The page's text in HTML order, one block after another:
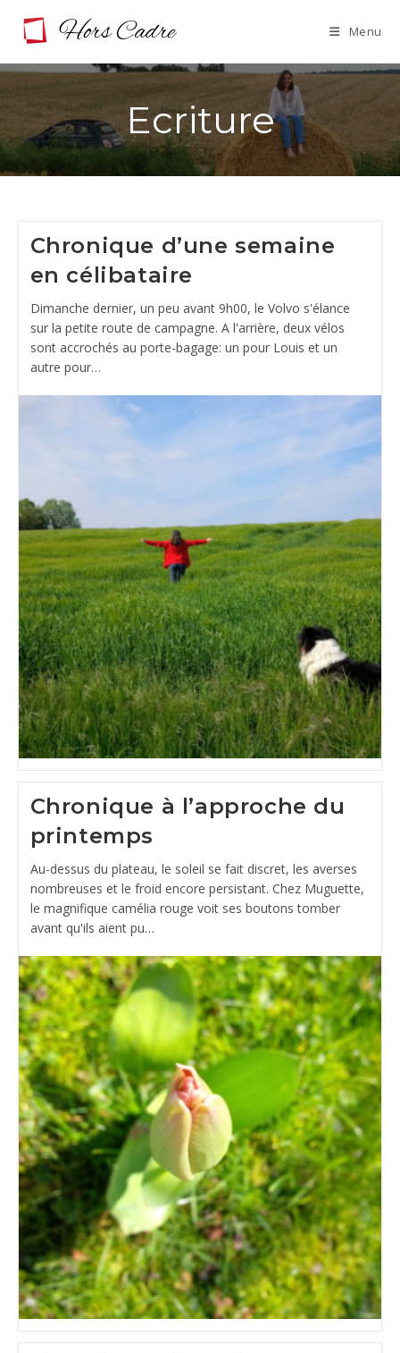
Menu
Ecriture
Chronique d’une semaine
en célibataire
Dimanche dernier, un peu avant 9h00, le Volvo s'élance
sur la petite route de campagne. A l'arrière, deux vélos
sont accrochés au porte-bagage: un pour Louis et un
autre pour…
Chronique à l’approche du
printemps
Au-dessus du plateau, le soleil se fait discret, les averses
nombreuses et le froid encore persistant. Chez Muguette,
le magnifique camélia rouge voit ses boutons tomber
avant qu'ils aient pu…